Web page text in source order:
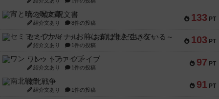
133 PT
宵と暁の呪文書
紹介文あり 8件の投稿
103 PT
セミファイナル ～お前はまだ生きている～
紹介文あり 1件の投稿
97 PT
ワン・トゥ・ファイブ
紹介文あり 1件の投稿
91 PT
南北戦争
紹介文あり 1件の投稿